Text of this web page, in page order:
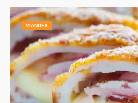
VIANDES